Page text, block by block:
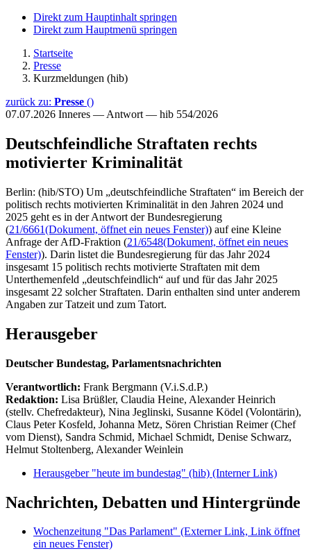
Direkt zum Hauptinhalt springen
Direkt zum Hauptmenü springen
Startseite
Presse
Kurzmeldungen (hib)
zurück zu: Presse ()
07.07.2026 Inneres — Antwort — hib 554/2026
Deutschfeindliche Straftaten rechts
motivierter Kriminalität
Berlin: (hib/STO) Um „deutschfeindliche Straftaten“ im Bereich der
politisch rechts motivierten Kriminalität in den Jahren 2024 und
2025 geht es in der Antwort der Bundesregierung
(21/6661(Dokument, öffnet ein neues Fenster)) auf eine Kleine
Anfrage der AfD-Fraktion (21/6548(Dokument, öffnet ein neues
Fenster)). Darin listet die Bundesregierung für das Jahr 2024
insgesamt 15 politisch rechts motivierte Straftaten mit dem
Unterthemenfeld „deutschfeindlich“ auf und für das Jahr 2025
insgesamt 22 solcher Straftaten. Darin enthalten sind unter anderem
Angaben zur Tatzeit und zum Tatort.
Herausgeber
Deutscher Bundestag, Parlamentsnachrichten
Verantwortlich: Frank Bergmann (V.i.S.d.P.)
Redaktion: Lisa Brüßler, Claudia Heine, Alexander Heinrich
(stellv. Chefredakteur), Nina Jeglinski, Susanne Ködel (Volontärin),
Claus Peter Kosfeld, Johanna Metz, Sören Christian Reimer (Chef
vom Dienst), Sandra Schmid, Michael Schmidt, Denise Schwarz,
Helmut Stoltenberg, Alexander Weinlein
Herausgeber "heute im bundestag" (hib) (Interner Link)
Nachrichten, Debatten und Hintergründe
Wochenzeitung "Das Parlament" (Externer Link, Link öffnet
ein neues Fenster)